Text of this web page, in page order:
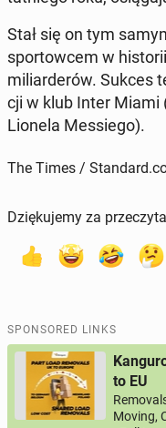
Stał się on tym
sportow­cem w his­torii
mil­iarderów. Sukces
cji w klub Inter
Lionela Messiego).
The Times /
Dziękujemy za
SPONSORED LINKS
to EU
Moving,